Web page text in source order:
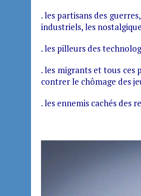
. les partisans des
industriels, les
. les pilleurs des
. les migrants et tous ces
contrer le chômage des
. les ennemis cachés des